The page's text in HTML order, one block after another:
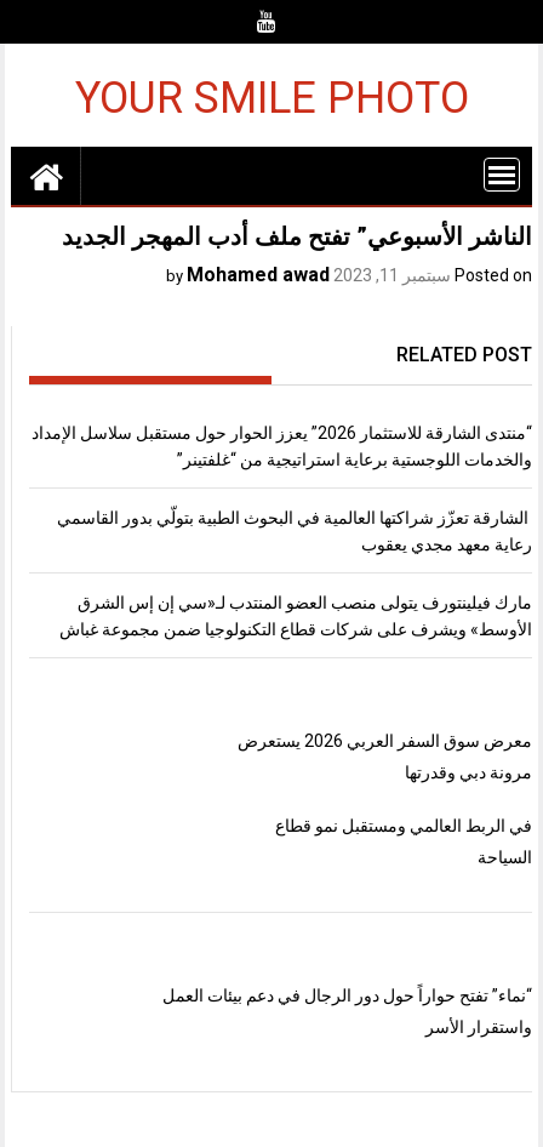
YOUR SMILE PHOTO
الناشر الأسبوعي” تفتح ملف أدب المهجر الجديد
Posted on سبتمبر 11, 2023 Mohamed awad
RELATED POST
“منتدى الشارقة للاستثمار 2026” يعزز الحوار حول مستقبل سلاسل الإمداد
والخدمات اللوجستية برعاية استراتيجية من “غلفتينر”
الشارقة تعزّز شراكتها العالمية في البحوث الطبية بتولّي بدور القاسمي
رعاية معهد مجدي يعقوب
مارك فيلينتورف يتولى منصب العضو المنتدب لـ«سي إن إس الشرق
الأوسط» ويشرف على شركات قطاع التكنولوجيا ضمن مجموعة غباش
معرض سوق السفر العربي 2026 يستعرض
مرونة دبي وقدرتها
في الربط العالمي ومستقبل نمو قطاع
السياحة
“نماء” تفتح حواراً حول دور الرجال في دعم بيئات العمل
واستقرار الأسر